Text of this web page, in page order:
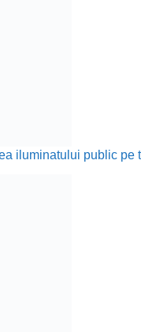
iluminatului public